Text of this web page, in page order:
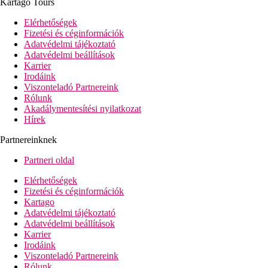
Kartago Tours
Elérhetőségek
Fizetési és céginformációk
Adatvédelmi tájékoztató
Adatvédelmi beállítások
Karrier
Irodáink
Viszonteladó Partnereink
Rólunk
Akadálymentesítési nyilatkozat
Hírek
Partnereinknek
Partneri oldal
Elérhetőségek
Fizetési és céginformációk
Kartago
Adatvédelmi tájékoztató
Adatvédelmi beállítások
Karrier
Irodáink
Viszonteladó Partnereink